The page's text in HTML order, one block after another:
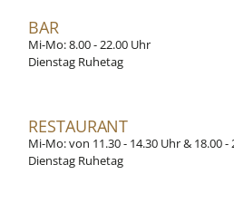
BAR
Mi-Mo: 8.00 - 22.00 Uhr
Dienstag Ruhetag
RESTAURANT
Mi-Mo: von 11.30 - 14.30 Uhr & 18.00 -
Dienstag Ruhetag